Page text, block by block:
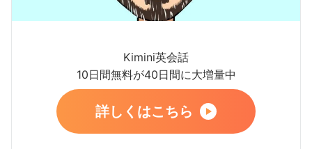
Kimini英会話
10日間無料が40日間に大増量中
詳しくはこちら